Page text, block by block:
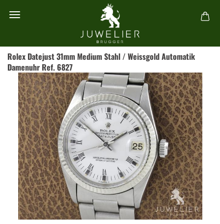
Rolex Datejust 31mm Medium Stahl / Weissgold Automatik
Damenuhr Ref. 6827